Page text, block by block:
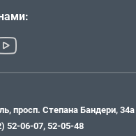
просп. Степана Бандери, 34а
52-06-07, 52-05-48